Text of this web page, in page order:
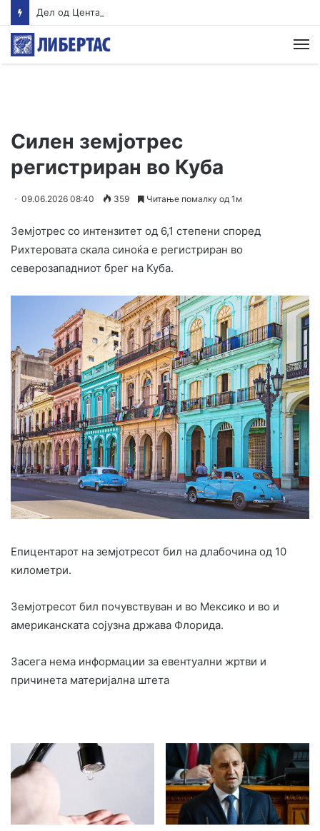
Силен земјотрес
регистриран во Куба
09.06.2026 08:40 359 Читање помалку од 1м
Земјотрес со интензитет од 6,1 степени според
Рихтеровата скала синоќа е регистриран во
северозападниот брег на Куба.
Епицентарот на земјотресот бил на длабочина од 10
километри.
Земјотресот бил почувствуван и во Мексико и во и
американската сојузна држава Флорида.
Засега нема информации за евентуални жртви и
причинета материјална штета